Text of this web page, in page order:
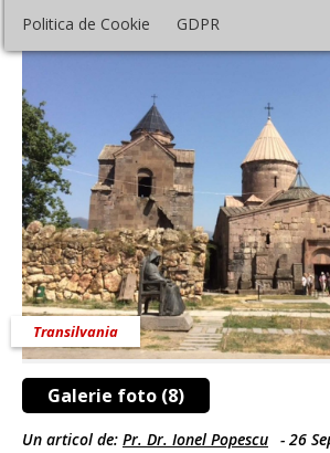
Politica de Cookie GDPR
Galerie foto (8)
Transilvania
Un articol de: Pr. Dr. Ionel Popescu - 26